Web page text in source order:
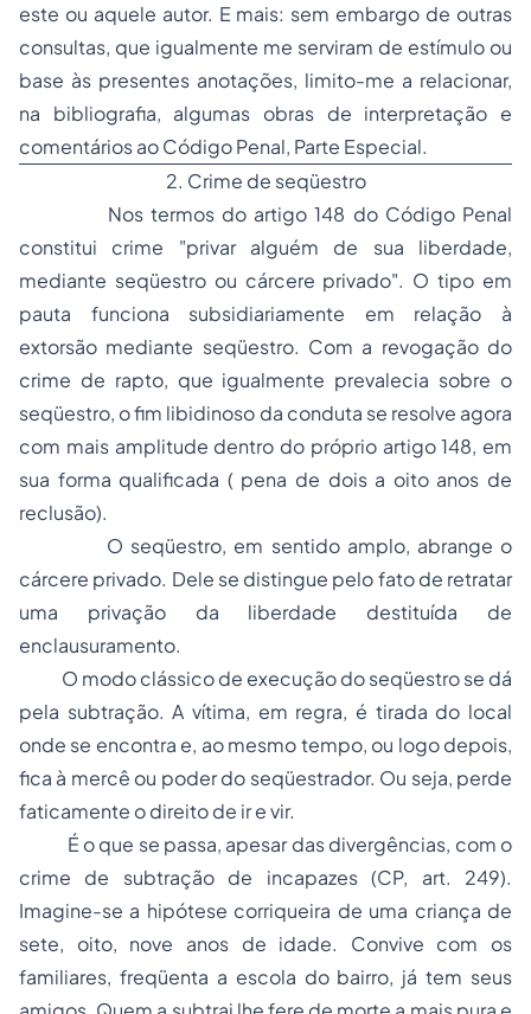
este ou aquele autor. E mais: sem embargo de outras
consultas, que igualmente me serviram de estímulo ou
base às presentes anotações, limito-me a relacionar,
na bibliografia, algumas obras de interpretação e
comentários ao Código Penal, Parte Especial.
2. Crime de seqüestro
Nos termos do artigo 148 do Código Penal
constitui crime "privar alguém de sua liberdade,
mediante seqüestro ou cárcere privado". O tipo em
pauta funciona subsidiariamente em relação à
extorsão mediante seqüestro. Com a revogação do
crime de rapto, que igualmente prevalecia sobre o
seqüestro, o fim libidinoso da conduta se resolve agora
com mais amplitude dentro do próprio artigo 148, em
sua forma qualificada ( pena de dois a oito anos de
reclusão).
O seqüestro, em sentido amplo, abrange o
cárcere privado. Dele se distingue pelo fato de retratar
uma privação da liberdade destituída de
enclausuramento.
O modo clássico de execução do seqüestro se dá
pela subtração. A vítima, em regra, é tirada do local
onde se encontra e, ao mesmo tempo, ou logo depois,
fica à mercê ou poder do seqüestrador. Ou seja, perde
faticamente o direito de ir e vir.
É o que se passa, apesar das divergências, com o
crime de subtração de incapazes (CP, art. 249).
Imagine-se a hipótese corriqueira de uma criança de
sete, oito, nove anos de idade. Convive com os
familiares, freqüenta a escola do bairro, já tem seus